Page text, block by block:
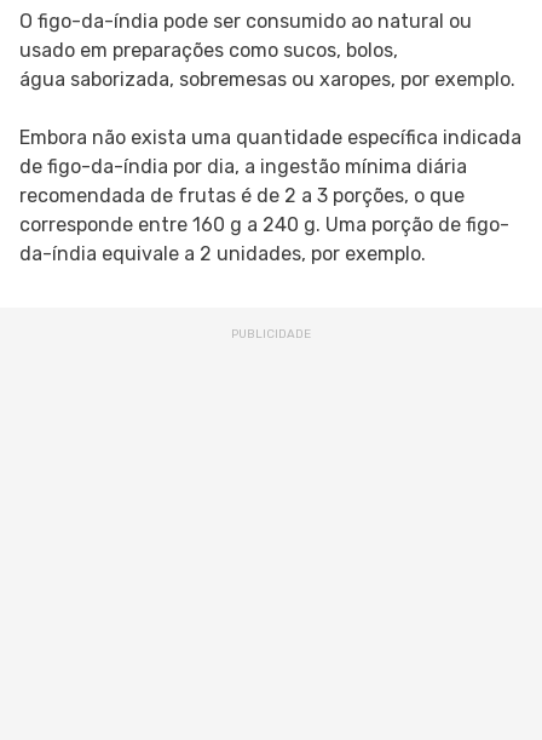
O figo-da-índia pode ser consumido ao natural ou
usado em preparações como sucos, bolos,
água saborizada, sobremesas ou xaropes, por exemplo.
Embora não exista uma quantidade específica indicada
de figo-da-índia por dia, a ingestão mínima diária
recomendada de frutas é de 2 a 3 porções, o que
corresponde entre 160 g a 240 g. Uma porção de figo-
da-índia equivale a 2 unidades, por exemplo.